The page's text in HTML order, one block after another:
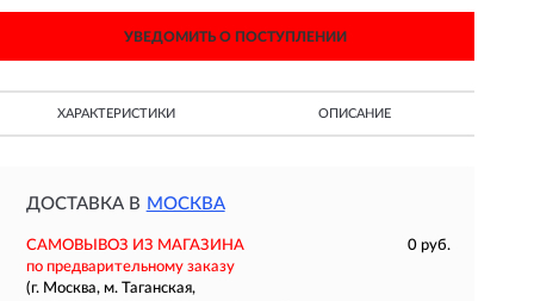
УВЕДОМИТЬ О ПОСТУПЛЕНИИ
ХАРАКТЕРИСТИКИ ОПИСАНИЕ
ДОСТАВКА В МОСКВА
САМОВЫВОЗ ИЗ МАГАЗИНА
0 руб.
по предварительному заказу
(г. Москва, м. Таганская,